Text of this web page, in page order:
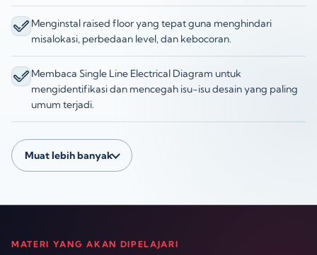
Menginstal raised floor yang tepat guna menghindari
misalokasi, perbedaan level, dan kebocoran.
Membaca Single Line Electrical Diagram untuk
mengidentifikasi dan mencegah isu-isu desain yang paling
umum terjadi.
Muat lebih banyak
MATERI YANG AKAN DIPELAJARI